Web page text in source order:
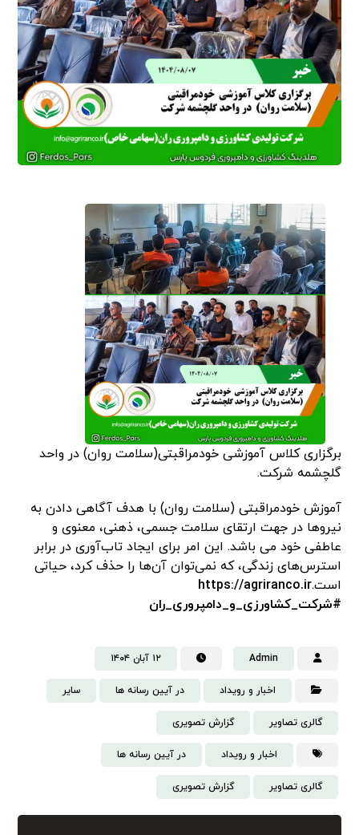
برگزاری کلاس آموزشی خودمراقبتی(سلامت روان) در واحد
گلچشمه شرکت.
آموزش خودمراقبتی (سلامت روان) با هدف آگاهی دادن به
نیروها در جهت ارتقای سلامت جسمی، ذهنی، معنوی و
عاطفی خود می باشد. این امر برای ایجاد تاب‌آوری در برابر
استرس‌های زندگی، که نمی‌توان آن‌ها را حذف کرد، حیاتی
است.https://agriranco.ir
#شرکت_کشاورزی_و_دامپروری_ران
Admin ۱۲ آبان ۱۴۰۴
اخبار و رویداد در آیین رسانه ها سایر
گالری تصاویر گزارش تصویری
اخبار و رویداد در آیین رسانه ها
گالری تصاویر گزارش تصویری